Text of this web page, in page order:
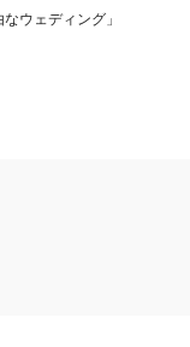
ウェディング」